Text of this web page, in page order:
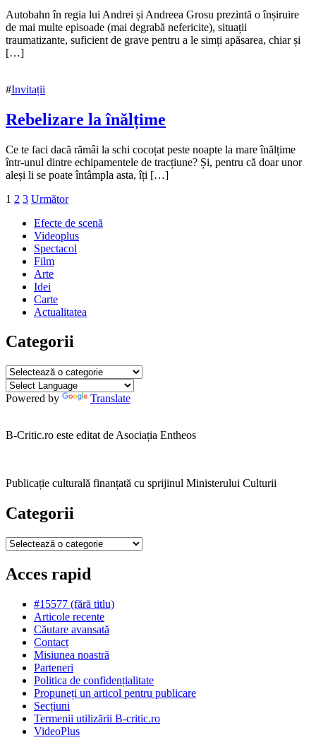
15
noiembrie
2021
Autobahn în regia lui Andrei și Andreea Grosu prezintă o înșiruire
de mai multe episoade (mai degrabă nefericite), situații
traumatizante, suficient de grave pentru a le simți apăsarea, chiar și
[…]
#Invitații
Rebelizare la înălțime
15
noiembrie
2021
Ce te faci dacă rămâi la schi cocoțat peste noapte la mare înălțime
într-unul dintre echipamentele de tracțiune? Și, pentru că doar unor
aleși li se poate întâmpla asta, îți […]
Paginație
articole
1 2 3 Următor
Efecte de scenă
Videoplus
Spectacol
Film
Arte
Idei
Carte
Actualitatea
Categorii
Categorii
Powered by Translate
B-Critic.ro este editat de Asociația Entheos
Publicație culturală finanțată cu sprijinul Ministerului Culturii
Categorii
Categorii
Acces rapid
#15577 (fără titlu)
Articole recente
Căutare avansată
Contact
Misiunea noastră
Parteneri
Politica de confidențialitate
Propuneți un articol pentru publicare
Secțiuni
Termenii utilizării B-critic.ro
VideoPlus